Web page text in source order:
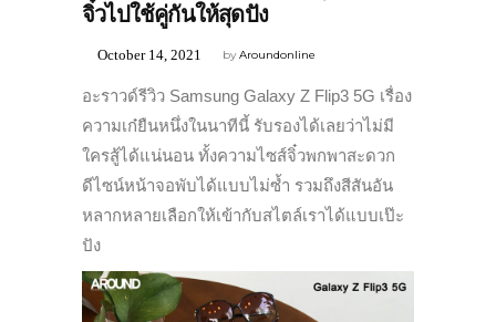
จิ๋วไปใช้คู่กันให้สุดปัง
byAroundonline
October 14, 2021
อะราวด์รีวิว Samsung Galaxy Z Flip3 5G เรื่อง
ความเก๋ยืนหนึ่งในนาทีนี้ รับรองได้เลยว่าไม่มี
ใครสู้ได้แน่นอน ทั้งความไซส์จิ๋วพกพาสะดวก
ดีไซน์หน้าจอพับได้แบบไม่ซ้ำ รวมถึงสีสันอัน
หลากหลายเลือกให้เข้ากับสไตล์เราได้แบบเป๊ะ
ปัง